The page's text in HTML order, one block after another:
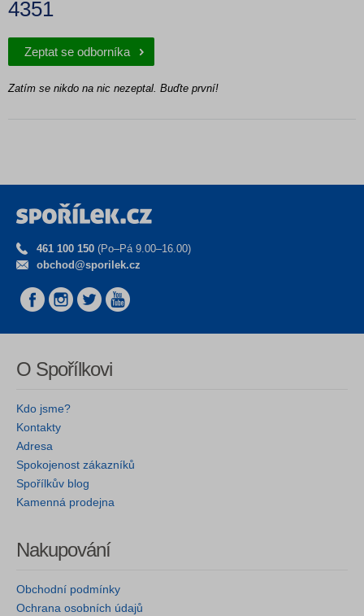
4351
Zeptat se odborníka
Zatím se nikdo na nic nezeptal. Buďte první!
461 100 150 (Po–Pá 9.00–16.00)
obchod@sporilek.cz
O Spořílkovi
Kdo jsme?
Kontakty
Adresa
Spokojenost zákazníků
Spořílkův blog
Kamenná prodejna
Nakupování
Obchodní podmínky
Ochrana osobních údajů